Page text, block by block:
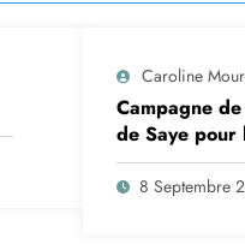
Caroline
Campagne
de Saye pour
inscription en
septembre
8 Septembre